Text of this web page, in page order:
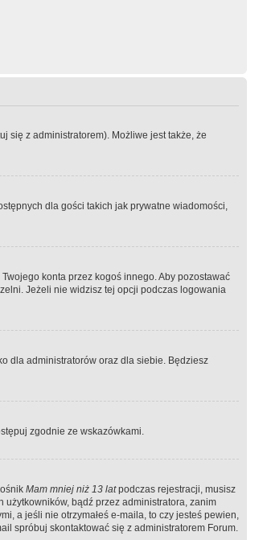
się z administratorem). Możliwe jest także, że
dla gości takich jak prywatne wiadomości,
konta przez kogoś innego. Aby pozostawać
Jeżeli nie widzisz tej opcji podczas logowania
dla administratorów oraz dla siebie. Będziesz
zgodnie ze wskazówkami.
Mam mniej niż 13 latpodczas rejestracji, musisz
bądź przez administratora, zanim
a jeśli nie otrzymałeś e-maila, to czy jesteś pewien,
spróbuj skontaktować się z administratorem Forum.